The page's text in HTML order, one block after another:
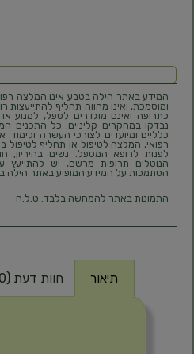
המידע באתר הילה בטבע אינו המלצה
ומוסמכת, ואינו מהווה תחליף להתייעצות
כתרופה ואינם מוגדרים לטפל, למנוע
נבדקו במחקרים קליניים. כל התכנים
כלליים ומיועדים לצורכי העשרה ולימוד.
רפואי, המלצה לטיפול או תחליף לטיפול
לפנות לרופא המטפל. נשים בהיריון,
הנוטלים תרופות מרשם, יש
הסתמכות על המידע המופיע באתר הילה
התמונות באתר להמחשה בלבד. ט.ל.ח
תיאור חוות דעת (0)